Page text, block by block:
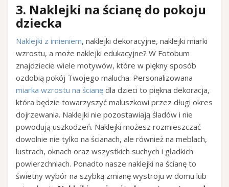
3. Naklejki na ścianę do pokoju
dziecka
Naklejki z imieniem, naklejki dekoracyjne, naklejki miarki
wzrostu, a może naklejki edukacyjne? W Fotobum
znajdziecie wiele motywów, które w piękny sposób
ozdobią pokój Twojego malucha. Personalizowana
miarka wzrostu na ścianę dla dzieci to piękna dekoracja,
która będzie towarzyszyć maluszkowi przez długi okres
dojrzewania. Naklejki nie pozostawiają śladów i nie
powodują uszkodzeń. Naklejki możesz rozmieszczać
dowolnie nie tylko na ścianach, ale również na meblach,
lustrach, oknach oraz wszystkich suchych i gładkich
powierzchniach. Ponadto nasze naklejki na ścianę to
świetny wybór na szybką zmianę wystroju w domu lub